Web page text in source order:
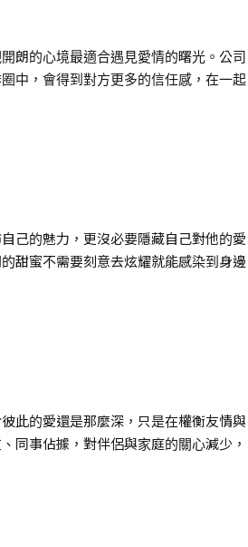
朗的心境最適合遇見愛情的曙光。公司
中，會得到對方更多的信任感，在一起
己的魅力，更沒必要隱藏自己對他的愛
甜蜜不需要刻意去炫耀就能感染到身邊
此的愛還是那麼深，只是在權衡友情與
同事佔據，對伴侶與家庭的關心減少，